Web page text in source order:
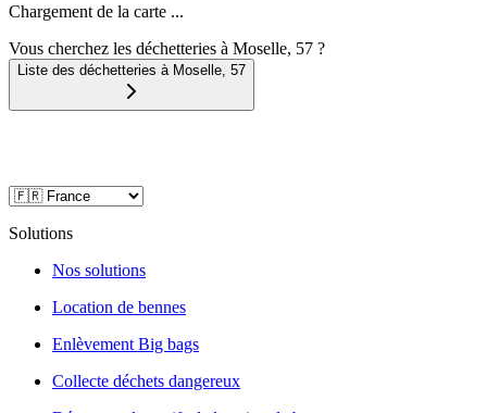
Chargement de la carte ...
Vous cherchez les déchetteries à Moselle, 57 ?
Liste des déchetteries à Moselle 57
Solutions
Nos solutions
Location de bennes
Enlèvement Big bags
Collecte déchets dangereux